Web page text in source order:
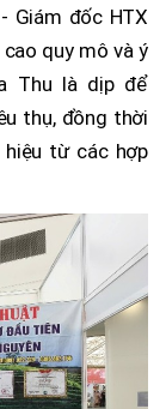
Giám đốc HTX
quy mô và ý
Thu là dịp để
thụ, đồng thời
từ các hợp